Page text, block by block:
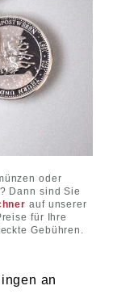
oder
Dann sind Sie
auf unserer
für Ihre
Gebühren.
an